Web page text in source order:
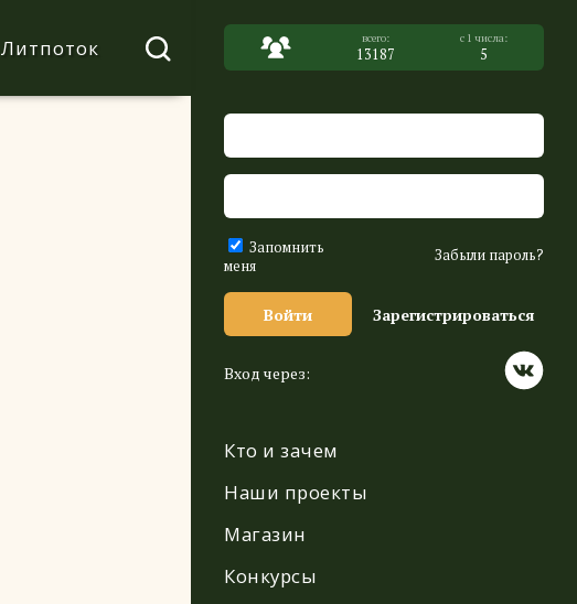
13187 5
Запомнить
меня
Забыли пароль?
Войти Зарегистрироваться
Вход через:
Кто и зачем
Наши проекты
Магазин
Конкурсы
Литпоток